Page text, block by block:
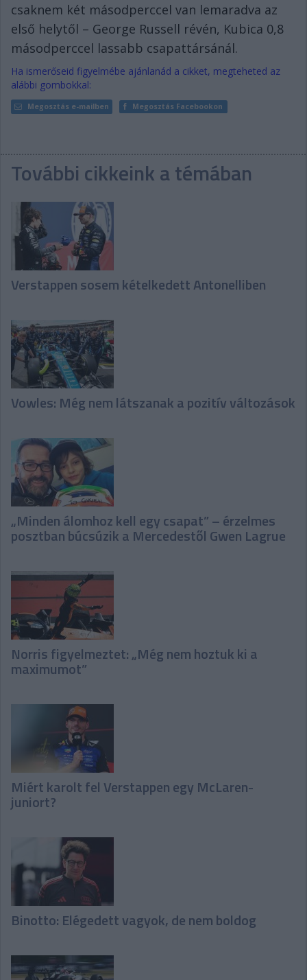
csaknem két másodperccel van lemaradva az
első helytől – George Russell révén, Kubica 0,8
másodperccel lassabb csapattársánál.
Ha ismerőseid figyelmébe ajánlanád a cikket, megteheted az
alábbi gombokkal:
Megosztás e-mailben Megosztás Facebookon
További cikkeink a témában
Verstappen sosem kételkedett Antonelliben
Vowles: Még nem látszanak a pozitív változások
„Minden álomhoz kell egy csapat” – érzelmes
posztban búcsúzik a Mercedestől Gwen Lagrue
Norris figyelmeztet: „Még nem hoztuk ki a
maximumot”
Miért karolt fel Verstappen egy McLaren-
juniort?
Binotto: Elégedett vagyok, de nem boldog